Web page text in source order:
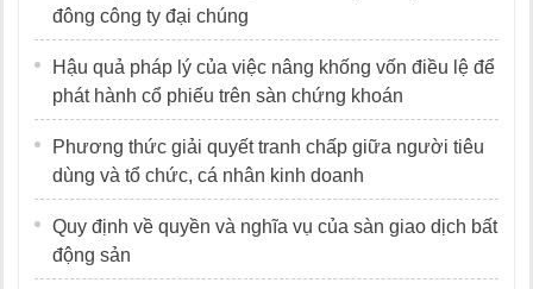
đông công ty đại chúng
Hậu quả pháp lý của việc nâng khống vốn điều lệ để
phát hành cổ phiếu trên sàn chứng khoán
Phương thức giải quyết tranh chấp giữa người tiêu
dùng và tổ chức, cá nhân kinh doanh
Quy định về quyền và nghĩa vụ của sàn giao dịch bất
động sản